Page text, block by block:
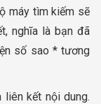
máy tìm kiếm sẽ
nghĩa là bạn đã
số sao * tương
liên kết nội dung.